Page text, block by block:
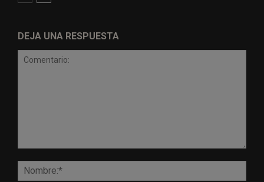
DEJA UNA RESPUESTA